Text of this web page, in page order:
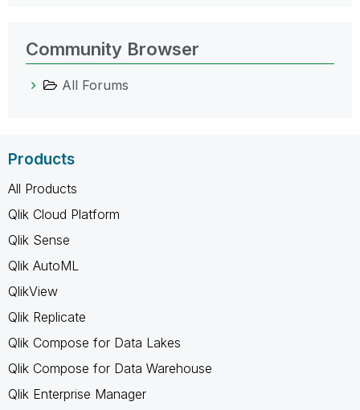
Community Browser
All Forums
Products
All Products
Qlik Cloud Platform
Qlik Sense
Qlik AutoML
QlikView
Qlik Replicate
Qlik Compose for Data Lakes
Qlik Compose for Data Warehouse
Qlik Enterprise Manager